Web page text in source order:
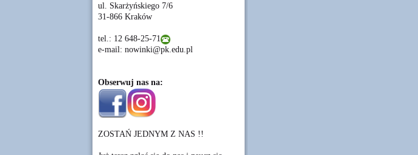
ul. Skarżyńskiego 7/6
31-866 Kraków
tel.: 12 648-25-71
e-mail: nowinki@pk.edu.pl
Obserwuj nas na:
ZOSTAŃ JEDNYM Z NAS !!